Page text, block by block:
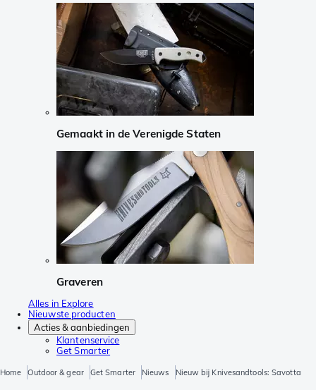
Gemaakt in de Verenigde Staten
Graveren
Alles in Explore
Nieuwste producten
Acties & aanbiedingen
Klantenservice
Get Smarter
Home Outdoor & gear Get Smarter Nieuws Nieuw bij Knivesandtools: Savotta